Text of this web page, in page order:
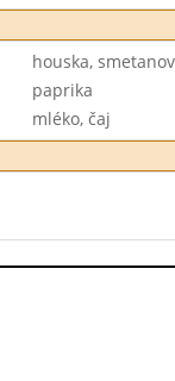
houska,
paprika
mléko, čaj